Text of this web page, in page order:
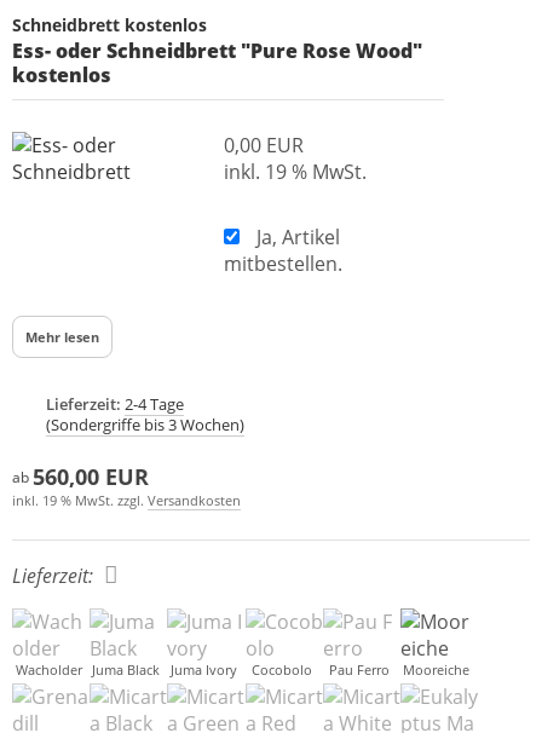
Schneidbrett kostenlos
Ess- oder Schneidbrett "Pure Rose Wood"
kostenlos
0,00 EUR
inkl. 19 % MwSt.
Ja, Artikel
mitbestellen.
Mehr lesen
Lieferzeit: 2-4 Tage
(Sondergriffe bis 3 Wochen)
ab560,00 EUR
inkl. 19 % MwSt. zzgl. Versandkosten
Lieferzeit:
Wacholder Juma Black Juma Ivory Cocobolo Pau Ferro Mooreiche